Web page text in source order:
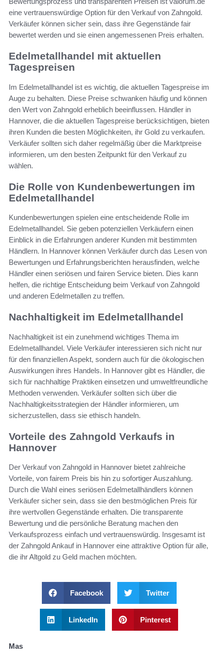
eine vertrauenswürdige Option für den Verkauf von Zahngold.
Verkäufer können sicher sein, dass ihre Gegenstände fair
bewertet werden und sie einen angemessenen Preis erhalten.
Edelmetallhandel mit aktuellen
Tagespreisen
Im Edelmetallhandel ist es wichtig, die aktuellen Tagespreise im
Auge zu behalten. Diese Preise schwanken häufig und können
den Wert von Zahngold erheblich beeinflussen. Händler in
Hannover, die die aktuellen Tagespreise berücksichtigen, bieten
ihren Kunden die besten Möglichkeiten, ihr Gold zu verkaufen.
Verkäufer sollten sich daher regelmäßig über die Marktpreise
informieren, um den besten Zeitpunkt für den Verkauf zu
wählen.
Die Rolle von Kundenbewertungen im
Edelmetallhandel
Kundenbewertungen spielen eine entscheidende Rolle im
Edelmetallhandel. Sie geben potenziellen Verkäufern einen
Einblick in die Erfahrungen anderer Kunden mit bestimmten
Händlern. In Hannover können Verkäufer durch das Lesen von
Bewertungen und Erfahrungsberichten herausfinden, welche
Händler einen seriösen und fairen Service bieten. Dies kann
helfen, die richtige Entscheidung beim Verkauf von Zahngold
und anderen Edelmetallen zu treffen.
Nachhaltigkeit im Edelmetallhandel
Nachhaltigkeit ist ein zunehmend wichtiges Thema im
Edelmetallhandel. Viele Verkäufer interessieren sich nicht nur
für den finanziellen Aspekt, sondern auch für die ökologischen
Auswirkungen ihres Handels. In Hannover gibt es Händler, die
sich für nachhaltige Praktiken einsetzen und umweltfreundliche
Methoden verwenden. Verkäufer sollten sich über die
Nachhaltigkeitsstrategien der Händler informieren, um
sicherzustellen, dass sie ethisch handeln.
Vorteile des Zahngold Verkaufs in
Hannover
Der Verkauf von Zahngold in Hannover bietet zahlreiche
Vorteile, von fairem Preis bis hin zu sofortiger Auszahlung.
Durch die Wahl eines seriösen Edelmetallhändlers können
Verkäufer sicher sein, dass sie den bestmöglichen Preis für
ihre wertvollen Gegenstände erhalten. Die transparente
Bewertung und die persönliche Beratung machen den
Verkaufsprozess einfach und vertrauenswürdig. Insgesamt ist
der Zahngold Ankauf in Hannover eine attraktive Option für alle,
die ihr Altgold zu Geld machen möchten.
Facebook Twitter
LinkedIn Pinterest
Mas